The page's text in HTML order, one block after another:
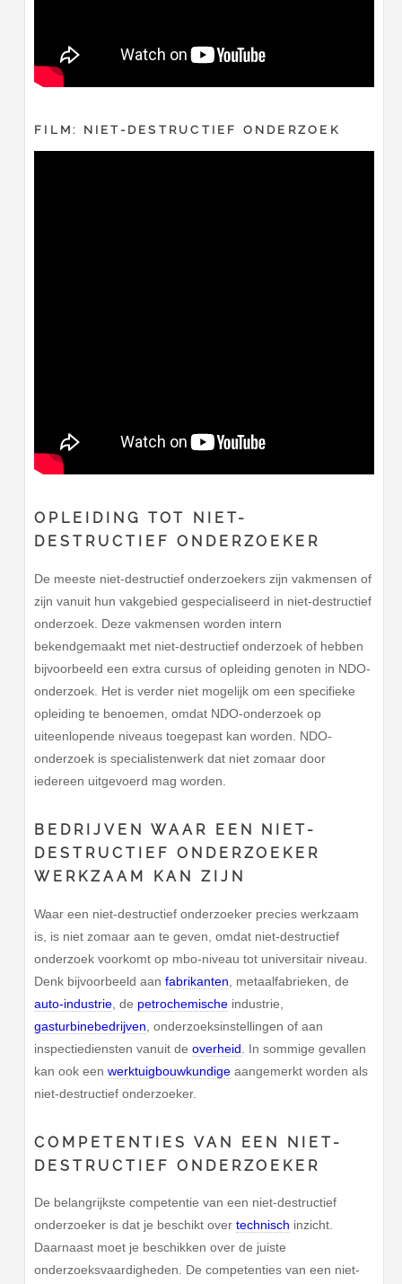
FILM: NIET-DESTRUCTIEF ONDERZOEK
OPLEIDING TOT NIET-
DESTRUCTIEF ONDERZOEKER
De meeste niet-destructief onderzoekers zijn vakmensen of
zijn vanuit hun vakgebied gespecialiseerd in niet-destructief
onderzoek. Deze vakmensen worden intern
bekendgemaakt met niet-destructief onderzoek of hebben
bijvoorbeeld een extra cursus of opleiding genoten in NDO-
onderzoek. Het is verder niet mogelijk om een specifieke
opleiding te benoemen, omdat NDO-onderzoek op
uiteenlopende niveaus toegepast kan worden. NDO-
onderzoek is specialistenwerk dat niet zomaar door
iedereen uitgevoerd mag worden.
BEDRIJVEN WAAR EEN NIET-
DESTRUCTIEF ONDERZOEKER
WERKZAAM KAN ZIJN
Waar een niet-destructief onderzoeker precies werkzaam
is, is niet zomaar aan te geven, omdat niet-destructief
onderzoek voorkomt op mbo-niveau tot universitair niveau.
Denk bijvoorbeeld aanfabrikanten , metaalfabrieken, de
auto-industrie , de petrochemische industrie,
gasturbinebedrijven , onderzoeksinstellingen of aan
inspectiediensten vanuit deoverheid . In sommige gevallen
kan ook eenwerktuigbouwkundige aangemerkt worden als
niet-destructief onderzoeker.
COMPETENTIES VAN EEN NIET-
DESTRUCTIEF ONDERZOEKER
De belangrijkste competentie van een niet-destructief
onderzoeker is dat je beschikt overtechnisch inzicht.
Daarnaast moet je beschikken over de juiste
onderzoeksvaardigheden. De competenties van een niet-